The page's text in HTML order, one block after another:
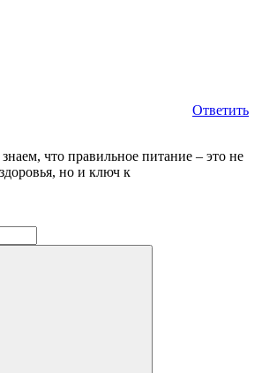
Ответить
что правильное питание – это не
но и ключ к